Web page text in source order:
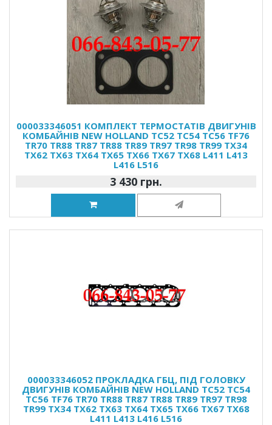
000033346051 КОМПЛЕКТ ТЕРМОСТАТІВ ДВИГУНІВ
КОМБАЙНІВ NEW HOLLAND TC52 TC54 TC56 TF76
TR70 TR88 TR87 TR88 TR89 TR97 TR98 TR99 TX34
TX62 TX63 TX64 TX65 TX66 TX67 TX68 L411 L413
L416 L516
3 430 грн.
000033346052 ПРОКЛАДКА ГБЦ, ПІД ГОЛОВКУ
ДВИГУНІВ КОМБАЙНІВ NEW HOLLAND TC52 TC54
TC56 TF76 TR70 TR88 TR87 TR88 TR89 TR97 TR98
TR99 TX34 TX62 TX63 TX64 TX65 TX66 TX67 TX68
L411 L413 L416 L516